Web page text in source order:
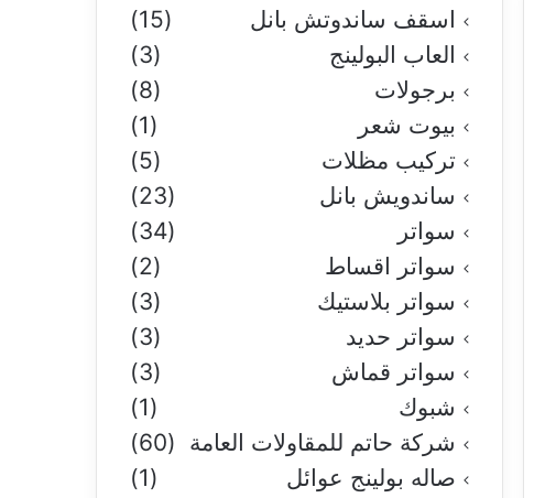
اسقف ساندوتش بانل
(15)
العاب البولينج
(3)
برجولات
(8)
بيوت شعر
(1)
تركيب مظلات
(5)
ساندويش بانل
(23)
سواتر
(34)
سواتر اقساط
(2)
سواتر بلاستيك
(3)
سواتر حديد
(3)
سواتر قماش
(3)
شبوك
(1)
شركة حاتم للمقاولات العامة (60)
صاله بولينج عوائل
(1)